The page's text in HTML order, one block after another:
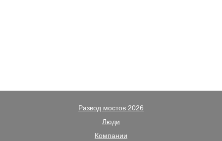
Развод мостов 2026
Люди
Компании